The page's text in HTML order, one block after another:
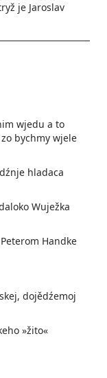
je Jaroslav
wjedu a to
bychmy wjele
hladaca
Wuježka
Handke
dojědźemoj
»žito«